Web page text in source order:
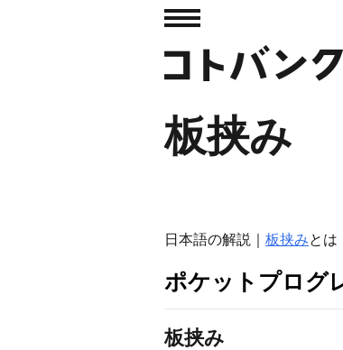
板挟み
日本語の解説｜ 板挟みとは
ポケットプログ
板挟み